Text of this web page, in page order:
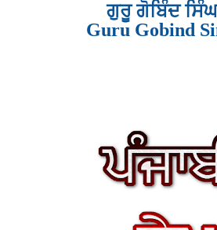
ਗੁਰੂ ਗੋਬਿੰਦ ਸਿੰਘ
Guru Gobind